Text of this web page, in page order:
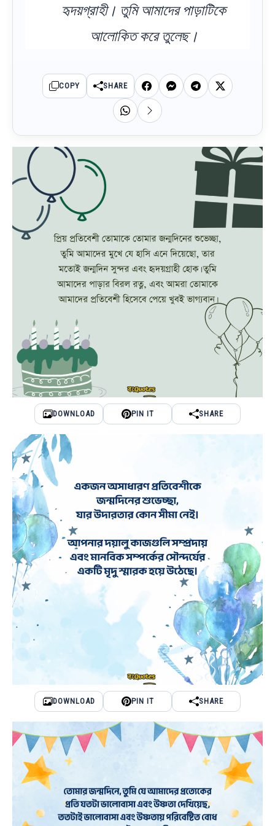
হৃদয়গ্রাহী। তুমি আমাদের পাড়াটিকে
আলোকিত করে তুলেছ।
COPY SHARE
DOWNLOAD PIN IT SHARE
DOWNLOAD PIN IT SHARE